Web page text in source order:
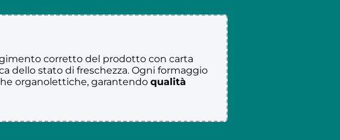
corretto del prodotto con carta
dello stato di freschezza. Ogni formaggio
organolettiche, garantendo qualità